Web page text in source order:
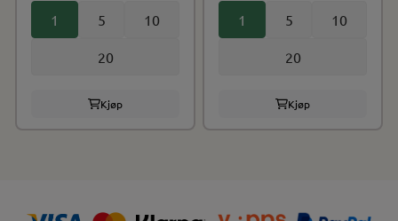
1 5 10
20
Kjøp
1 5 10
20
Kjøp